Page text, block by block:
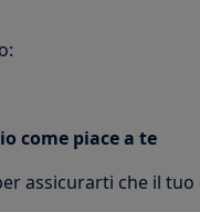
come piace a te
assicurarti che il